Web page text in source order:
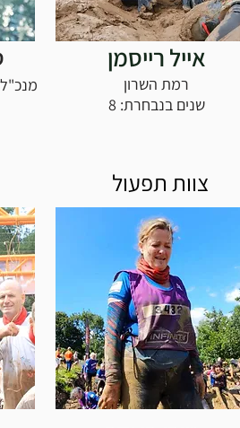
אייל רייסמן
רמת השרון
שנים בנבחרת: 8
צוות תפעול